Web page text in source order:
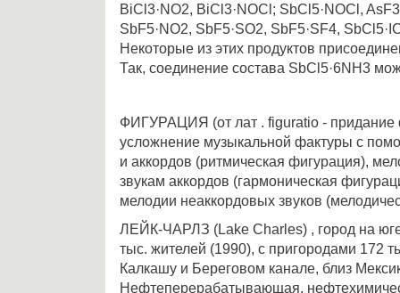
BiCl3·NO2, BiCl3·NOCl; SbCl5·NOCl,
SbF5·NO2, SbF5·SO2, SbF5·SF4,
Некоторые из этих продуктов
Так, соединение состава SbCl5·6NH3
ФИГУРАЦИЯ (от лат . figuratio -
усложнение музыкальной фактуры с
и аккордов (ритмическая фигурация),
звукам аккордов (гармоническая
мелодии неаккордовых звуков
ЛЕЙК-ЧАРЛЗ (Lake Charles) , город на
тыс. жителей (1990), с пригородами 172
Калкашу и Береговом канале, близ
Нефтеперерабатывающая,